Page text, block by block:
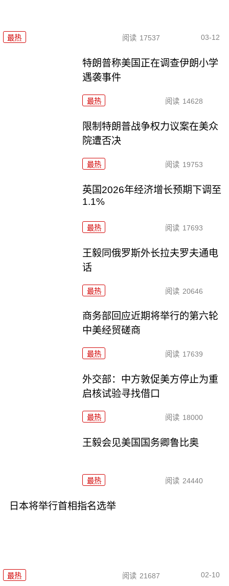
最热 阅读 17537 03-12
特朗普称美国正在调查伊朗小学
遇袭事件
最热 阅读 14628
限制特朗普战争权力议案在美众
院遭否决
最热 阅读 19753
英国2026年经济增长预期下调至
1.1%
最热 阅读 17693
王毅同俄罗斯外长拉夫罗夫通电
话
最热 阅读 20646
商务部回应近期将举行的第六轮
中美经贸磋商
最热 阅读 17639
外交部：中方敦促美方停止为重
启核试验寻找借口
最热 阅读 18000
王毅会见美国国务卿鲁比奥
最热 阅读 24440
日本将举行首相指名选举
最热 阅读 21687 02-10